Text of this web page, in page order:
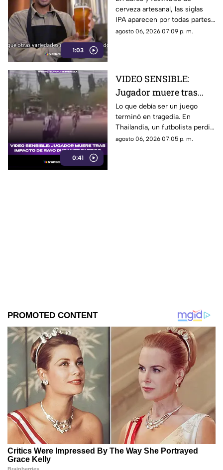
1:03
cerveza artesanal, las siglas
IPA aparecen por todas partes.
Pero, ¿qué significa realmente
agosto 06, 2026 07:09 p. m.
0:41
VIDEO SENSIBLE:
Jugador muere tras
impacto de rayo
durante partido
Lo que debía ser un juego
terminó en tragedia. En
Thailandia, un futbolista perdió
la vida al ser alcanzado por un
agosto 06, 2026 07:05 p. m.